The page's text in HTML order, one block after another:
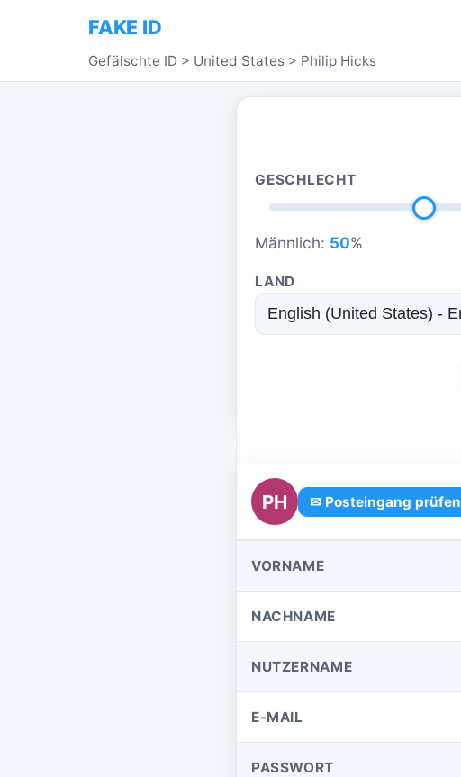
FAKE ID
Gefälschte ID > United States > Philip Hicks
GESCHLECHT
Männlich: 50%
LAND
PH ✉ Posteingang prüfen
VORNAME
NACHNAME
NUTZERNAME
E-MAIL
PASSWORT